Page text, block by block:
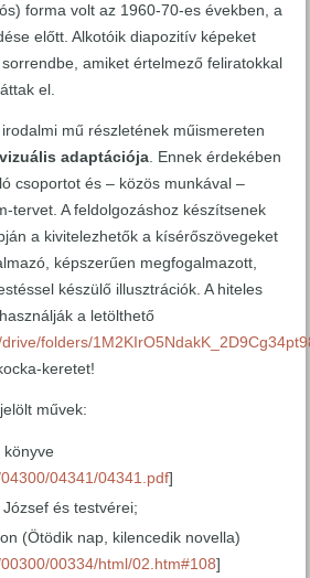
forma volt az 1960-70-es években, a
előtt. Alkotóik diapozitív képeket
amiket értelmező feliratokkal
el.
mű részletének műismereten
vizuális adaptációja . Ennek érdekében
csoportot és – közös munkával –
tervet. A feldolgozáshoz készítsenek
a kivitelezhetők a kísérőszövegeket
képszerűen megfogalmazott,
készülő illusztrációk. A hiteles
a letölthető
folders/
keretet!
művek:
könyve
04341/04341.pdf]
és testvérei;
(Ötödik nap, kilencedik novella)
00334/html/02.htm#108]